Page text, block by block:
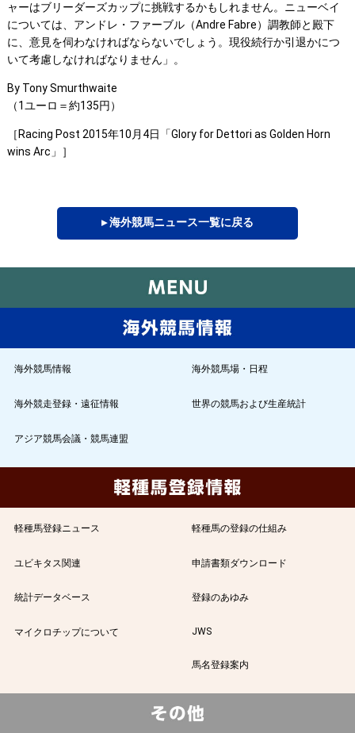
ャーはブリーダーズカップに挑戦するかもしれません。ニューベイ
については、アンドレ・ファーブル（Andre Fabre）調教師と殿下
に、意見を伺わなければならないでしょう。現役続行か引退かにつ
いて考慮しなければなりません」。
By Tony Smurthwaite
（1ユーロ＝約135円）
［Racing Post 2015年10月4日「Glory for Dettori as Golden Horn
wins Arc」］
▸ 海外競馬ニュース一覧に戻る
海外競馬情報 海外競馬場・日程
海外競走登録・遠征情報 世界の競馬および生産統計
アジア競馬会議・競馬連盟
軽種馬登録ニュース 軽種馬の登録の仕組み
ユビキタス関連 申請書類ダウンロード
統計データベース 登録のあゆみ
マイクロチップについて JWS
馬名登録案内